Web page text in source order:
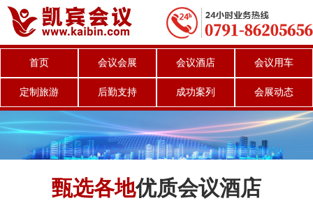
首页 会议会展 会议酒店 会议用车
定制旅游 后勤支持 成功案列 会展动态
甄选各地优质会议酒店